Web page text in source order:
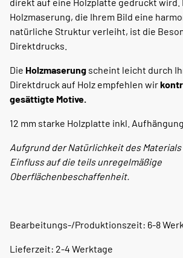
Holzmaserung, die Ihrem Bild eine
natürliche Struktur verleiht, ist die
Direktdrucks.
Die Holzmaserung scheint leicht durch
Direktdruck auf Holz empfehlen wir
gesättigte Motive.
12 mm starke Holzplatte inkl. Aufhängung
Aufgrund der Natürlichkeit des
Einfluss auf die teils unregelmäßige
Oberflächenbeschaffenheit.
Bearbeitungs-/Produktionszeit: 6-8
Lieferzeit: 2-4 Werktage